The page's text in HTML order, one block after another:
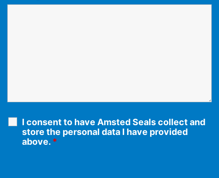
I consent to have Amsted Seals collect and
store the personal data I have provided
above. *